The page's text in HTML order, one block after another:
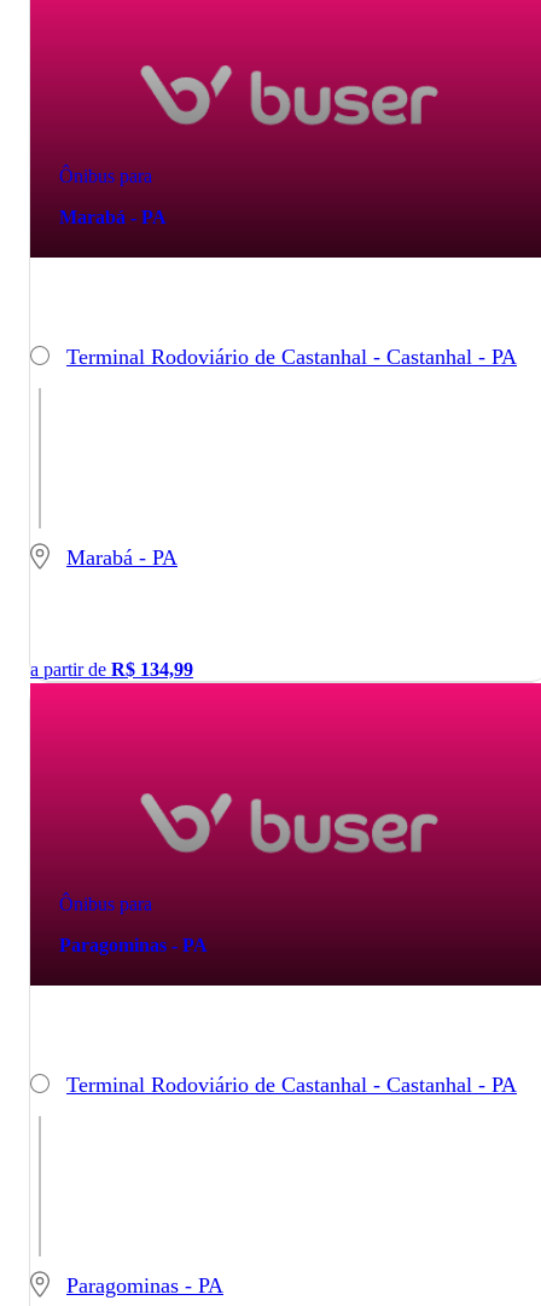
Ônibus para
Marabá - PA
Terminal Rodoviário de Castanhal - Castanhal - PA
Marabá - PA
a partir de R$ 134,99
Ônibus para
Paragominas - PA
Terminal Rodoviário de Castanhal - Castanhal - PA
Paragominas - PA